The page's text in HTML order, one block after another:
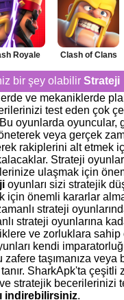
Royale Clash of Clans
bir şey olabilirStrateji
ve mekaniklerde
test eden çok
oyunlarda oyuncular,
veya gerçek
rakiplerini alt etmek
Strateji
ulaşmak için
oyunları sizi stratejik
için önemli kararlar
strateji
strateji oyunlarına
ve zorluklara sahip
kendi
zafere taşımanıza veya
tanır. SharkApk'ta çeşitli
stratejik becerilerinizi
indirebilirsiniz.